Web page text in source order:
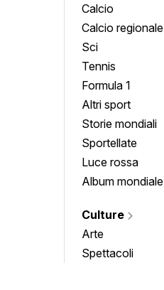
Calcio
Calcio regionale
Sci
Tennis
Formula 1
Altri sport
Storie mondiali
Sportellate
Luce rossa
Album mondiale
Culture
Arte
Spettacoli